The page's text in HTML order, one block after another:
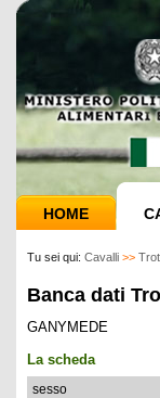
HOME
Tu sei qui: Cavalli >>
Banca dati
GANYMEDE
La scheda
sesso